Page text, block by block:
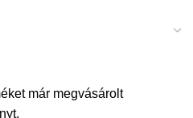
már megvásárolt